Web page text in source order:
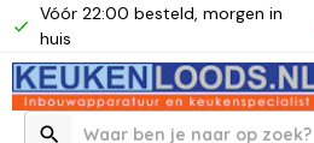
Vóór 22:00 besteld, morgen in
huis